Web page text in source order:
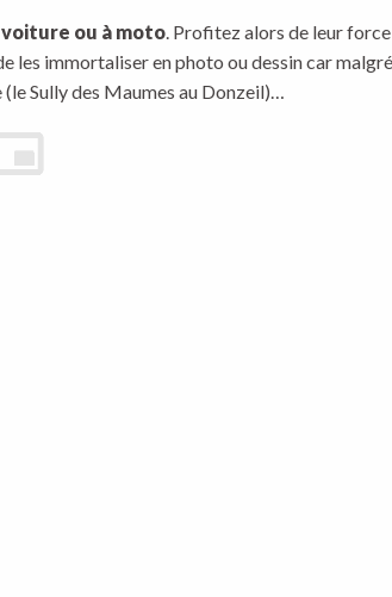
ou à moto. Profitez alors de leur
les immortaliser en photo ou dessin car
Sully des Maumes au Donzeil)…